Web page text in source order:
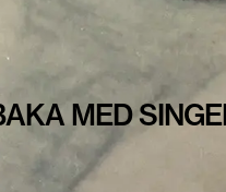
MED